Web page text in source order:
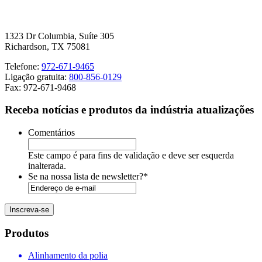
1323 Dr Columbia, Suíte 305
Richardson, TX 75081
Telefone: 972-671-9465
Ligação gratuita: 800-856-0129
Fax: 972-671-9468
Receba notícias e produtos da indústria atualizações
Comentários
Este campo é para fins de validação e deve ser esquerda
inalterada.
Se na nossa lista de newsletter?*
Inscreva-se
Produtos
Alinhamento da polia